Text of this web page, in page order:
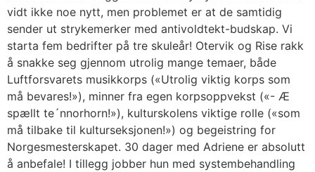
vidt ikke noe nytt, men problemet er at de samtidig
sender ut strykemerker med antivoldtekt-budskap. Vi
starta fem bedrifter på tre skuleår! Otervik og Rise rakk
å snakke seg gjennom utrolig mange temaer, både
Luftforsvarets musikkorps («Utrolig viktig korps som
må bevares!»), minner fra egen korpsoppvekst («- Æ
spællt te´nnorhorn!»), kulturskolens viktige rolle («som
må tilbake til kulturseksjonen!») og begeistring for
Norgesmesterskapet. 30 dager med Adriene er absolutt
å anbefale! I tillegg jobber hun med systembehandling